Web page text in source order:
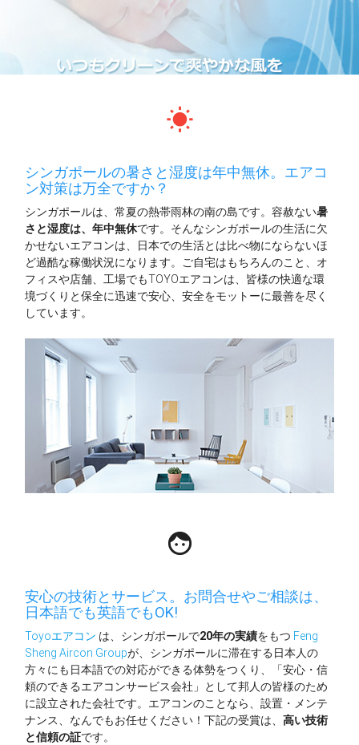
wb_sunny
シンガポールの暑さと湿度は年中無休。エアコ
ン対策は万全ですか？
シンガポールは、常夏の熱帯雨林の南の島です。容赦ない暑
さと湿度は、年中無休です。そんなシンガポールの生活に欠
かせないエアコンは、日本での生活とは比べ物にならないほ
ど過酷な稼働状況になります。ご自宅はもちろんのこと、オ
フィスや店舗、工場でもTOYOエアコンは、皆様の快適な環
境づくりと保全に迅速で安心、安全をモットーに最善を尽く
しています。
face
安心の技術とサービス。お問合せやご相談は、
日本語でも英語でもOK!
Toyoエアコン は、シンガポールで20年の実績をもつ Feng
Sheng Aircon Groupが、シンガポールに滞在する日本人の
方々にも日本語での対応ができる体勢をつくり、「安心・信
頼のできるエアコンサービス会社」として邦人の皆様のため
に設立された会社です。エアコンのことなら、設置・メンテ
ナンス、なんでもお任せください！下記の受賞は、高い技術
と信頼の証です。